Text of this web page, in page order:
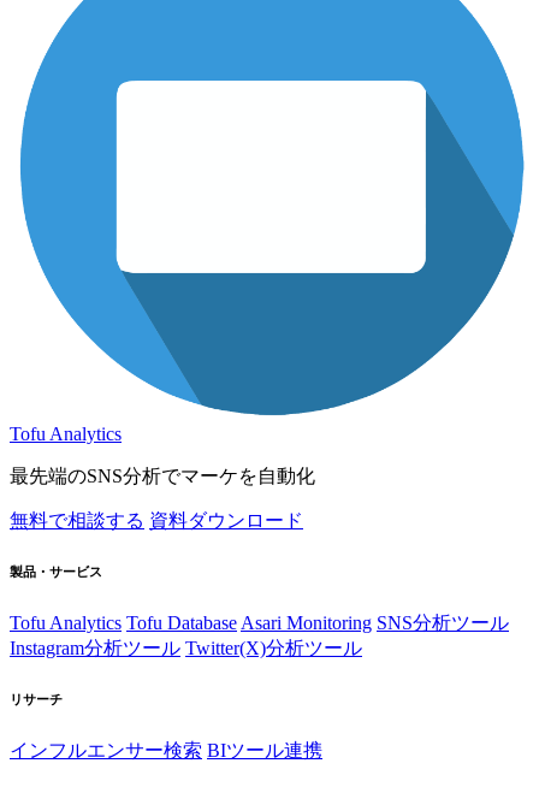
Tofu Analytics
最先端のSNS分析でマーケを自動化
無料で相談する 資料ダウンロード
製品・サービス
Tofu Analytics Tofu Database Asari Monitoring SNS分析ツール
Instagram分析ツール Twitter(X)分析ツール
リサーチ
インフルエンサー検索 BIツール連携